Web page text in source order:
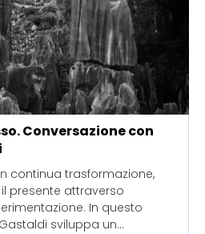
Conversazione con
continua trasformazione,
presente attraverso
In questo
sviluppa un...